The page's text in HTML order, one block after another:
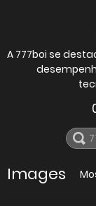
A 777boi se
Images